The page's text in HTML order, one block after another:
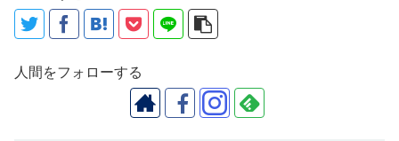
人間をフォローする